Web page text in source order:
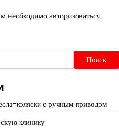
необходимоавторизоваться.
Поиск
коляски с ручным приводом
клинику